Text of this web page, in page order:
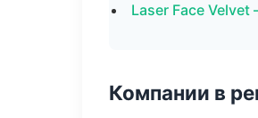
Laser Face
Компании в